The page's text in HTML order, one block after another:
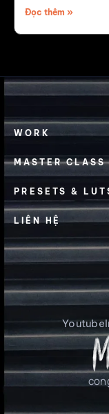
Đọc thêm »
WORK
MASTER CLASS
PRESETS &
LIÊN HỆ
Youtube